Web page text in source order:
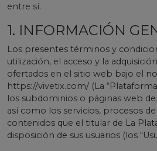
entre sí.
1. INFORMACIÓN
Los presentes términos y
utilización, el acceso y la
ofertados en el sitio web bajo el
https://vivetix.com/ (La
los subdominios o páginas web
así como los servicios, procesos
contenidos que el titular de La
disposición de sus usuarios (los